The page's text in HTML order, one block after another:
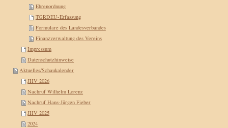
Ehrenordnung
TGRDEU-Erfassung
Formulare des Landesverbandes
Finanzverwaltung des Vereins
Impressum
Datenschutzhinweise
Aktuelles/Schaukalender
JHV 2026
Nachruf Wilhelm Lorenz
Nachruf Hans-Jürgen Fieber
JHV 2025
2024